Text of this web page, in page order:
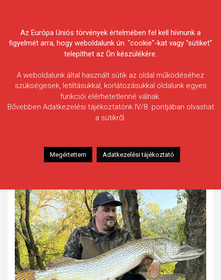
Egyesületek Szövetsége
Mészáros Roland
Halfaj: Csuka
Fogott hal adatai: 10,06 kg
Az Európa Uniós törvények értelmében fel kell hívnunk a
figyelmét arra, hogy weboldalunk ún. "cookie"-kat vagy "sütiket"
telepíthet az Ön készülékére.
A weboldalunk által használt sütik az oldal működéséhez
szükségesek, letiltásukkal, korlátozásukkal oldalunk egyes
funkciói elérhetetlenné válnak.
Bővebben Adatkezelési tájékoztatónk IV/8. pontjában olvashat
a sütikről.
Megértettem Adatkezelési tájékoztató